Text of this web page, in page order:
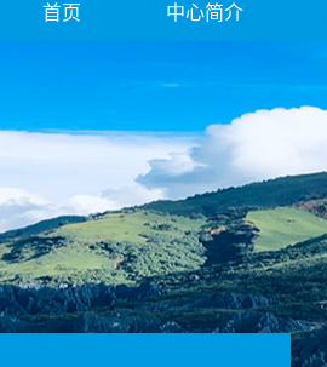
首页 中心简介